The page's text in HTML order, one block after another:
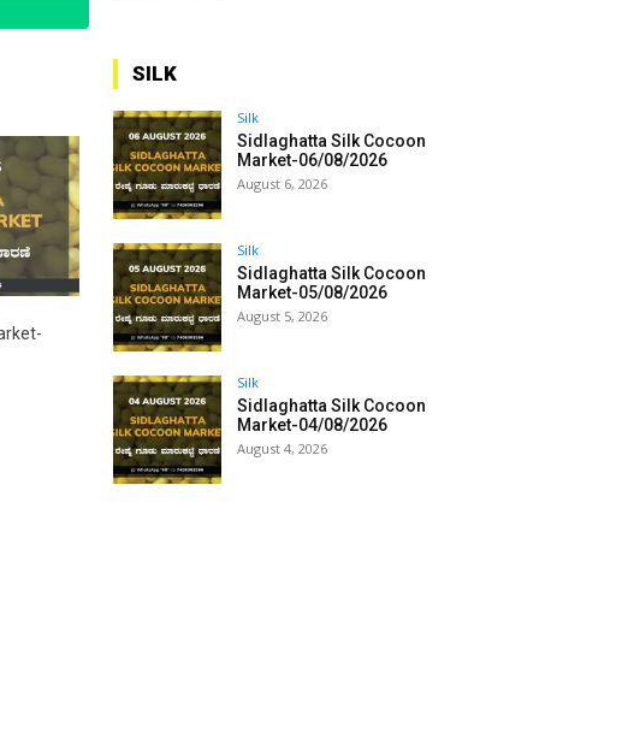
SILK
Silk
Sidlaghatta Silk Cocoon
Market-06/08/2026
August 6, 2026
Silk
Sidlaghatta Silk Cocoon
Market-05/08/2026
August 5, 2026
Silk
Sidlaghatta Silk Cocoon
Market-04/08/2026
August 4, 2026